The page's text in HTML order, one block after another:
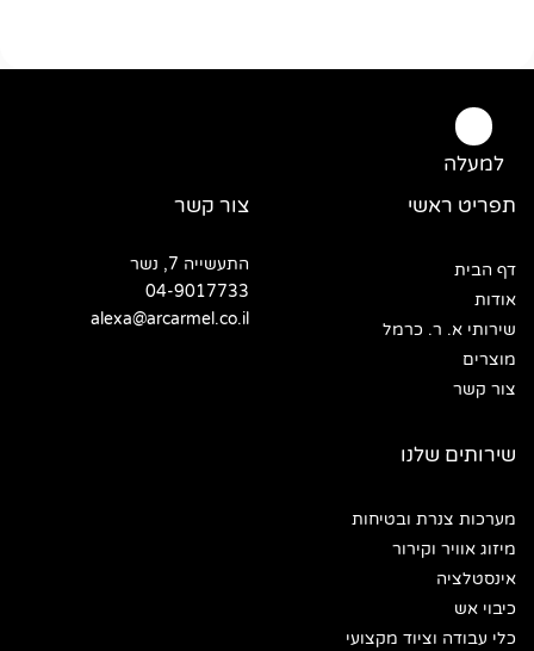
למעלה
תפריט ראשי
דף הבית
אודות
שירותי א. ר. כרמל
מוצרים
צור קשר
שירותים שלנו
מערכות צנרת ובטיחות
מיזוג אוויר וקירור
אינסטלציה
כיבוי אש
כלי עבודה וציוד מקצועי
צור קשר
התעשייה 7, נשר
04-9017733
alexa@arcarmel.co.il